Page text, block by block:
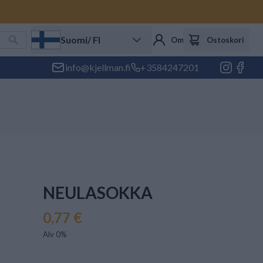
Suomi/ FI Oma tili Ostoskori
info@kjellman.fi +3584247201
NEULASOKKA
0,77 €
Alv 0%